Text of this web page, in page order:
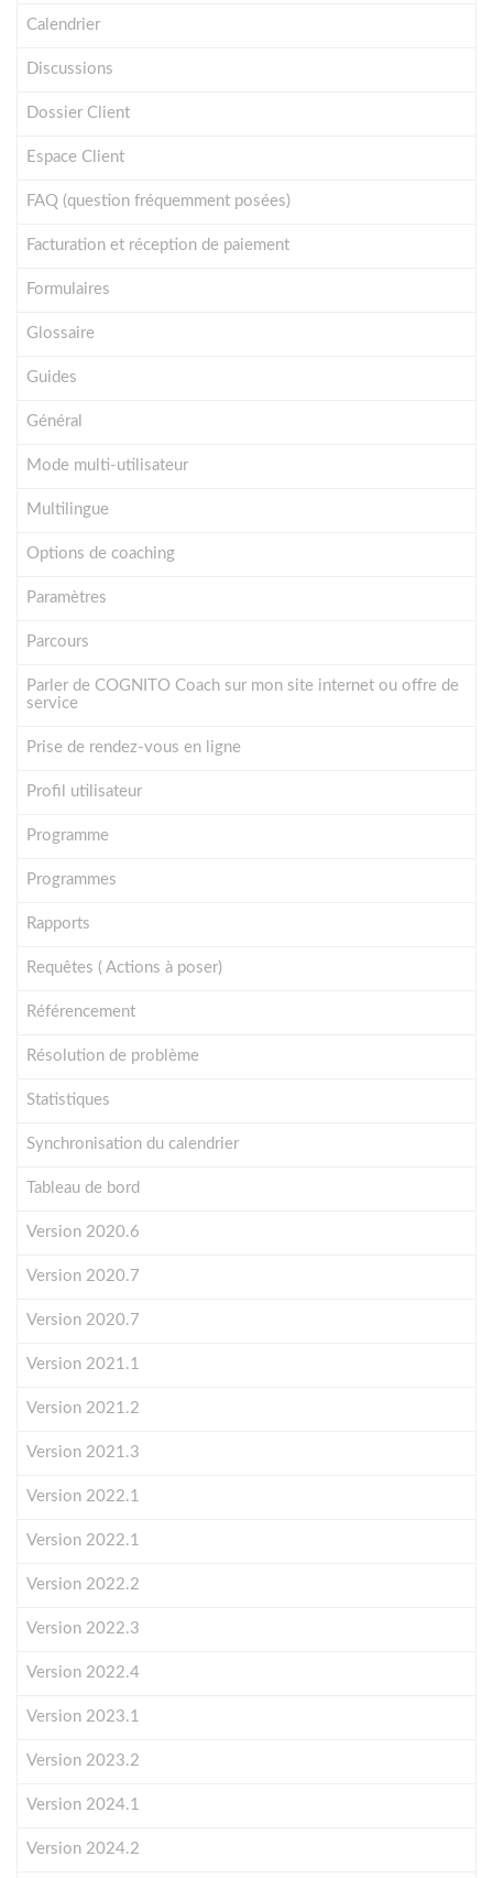
Calendrier
Discussions
Dossier Client
Espace Client
FAQ (question fréquemment posées)
Facturation et réception de paiement
Formulaires
Glossaire
Guides
Général
Mode multi-utilisateur
Multilingue
Options de coaching
Paramètres
Parcours
Parler de COGNITO Coach sur mon site internet ou offre de
service
Prise de rendez-vous en ligne
Profil utilisateur
Programme
Programmes
Rapports
Requêtes ( Actions à poser)
Référencement
Résolution de problème
Statistiques
Synchronisation du calendrier
Tableau de bord
Version 2020.6
Version 2020.7
Version 2020.7
Version 2021.1
Version 2021.2
Version 2021.3
Version 2022.1
Version 2022.1
Version 2022.2
Version 2022.3
Version 2022.4
Version 2023.1
Version 2023.2
Version 2024.1
Version 2024.2